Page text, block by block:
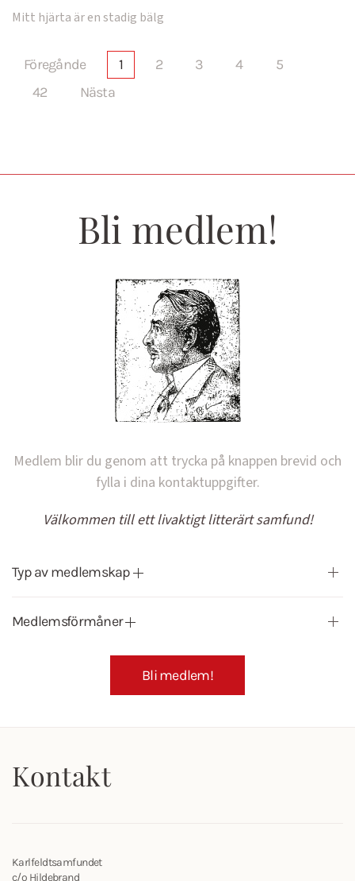
Mitt hjärta är en stadig bälg
Föregånde 1 2 3 4
5
42
Nästa
Bli medlem!
Medlem blir du genom att trycka på knappen brevid och
fylla i dina kontaktuppgifter.
Välkommen till ett livaktigt litterärt samfund!
Typ av medlemskap
Medlemsförmåner
Bli medlem!
Kontakt
Karlfeldtsamfundet
c/o Hildebrand